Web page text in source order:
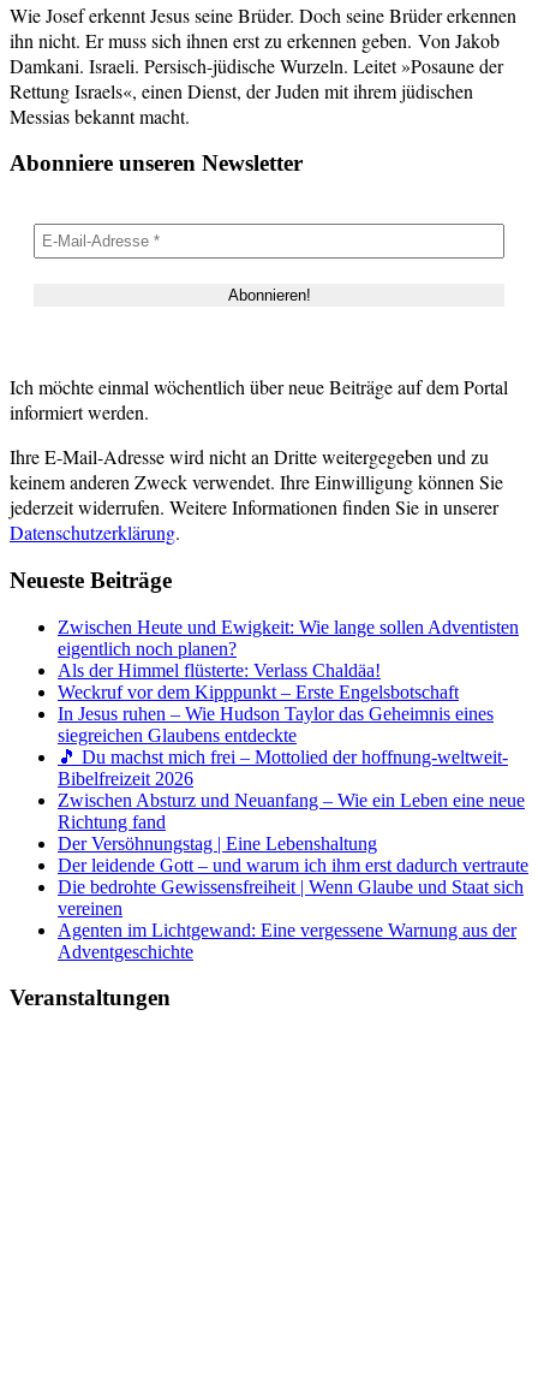
Wie Josef erkennt Jesus seine Brüder. Doch seine Brüder erkennen
ihn nicht. Er muss sich ihnen erst zu erkennen geben. Von Jakob
Damkani. Israeli. Persisch-jüdische Wurzeln. Leitet »Posaune der
Rettung Israels«, einen Dienst, der Juden mit ihrem jüdischen
Messias bekannt macht.
Abonniere unseren Newsletter
Ich möchte einmal wöchentlich über neue Beiträge auf dem Portal
informiert werden.
Ihre E-Mail-Adresse wird nicht an Dritte weitergegeben und zu
keinem anderen Zweck verwendet. Ihre Einwilligung können Sie
jederzeit widerrufen. Weitere Informationen finden Sie in unserer
Datenschutzerklärung.
Neueste Beiträge
Zwischen Heute und Ewigkeit: Wie lange sollen Adventisten
eigentlich noch planen?
Als der Himmel flüsterte: Verlass Chaldäa!
Weckruf vor dem Kipppunkt – Erste Engelsbotschaft
In Jesus ruhen – Wie Hudson Taylor das Geheimnis eines
siegreichen Glaubens entdeckte
🎵 Du machst mich frei – Mottolied der hoffnung-weltweit-
Bibelfreizeit 2026
Zwischen Absturz und Neuanfang – Wie ein Leben eine neue
Richtung fand
Der Versöhnungstag | Eine Lebenshaltung
Der leidende Gott – und warum ich ihm erst dadurch vertraute
Die bedrohte Gewissensfreiheit | Wenn Glaube und Staat sich
vereinen
Agenten im Lichtgewand: Eine vergessene Warnung aus der
Adventgeschichte
Veranstaltungen